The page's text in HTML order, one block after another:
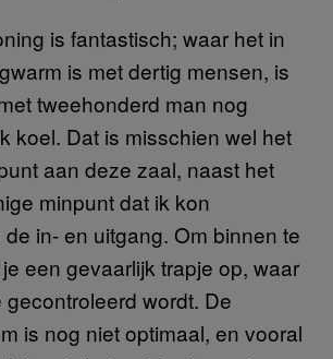
is fantastisch; waar het in
is met dertig mensen, is
tweehonderd man nog
koel. Dat is misschien wel het
aan deze zaal, naast het
minpunt dat ik kon
in- en uitgang. Om binnen te
een gevaarlijk trapje op, waar
wordt. De
is nog niet optimaal, en vooral